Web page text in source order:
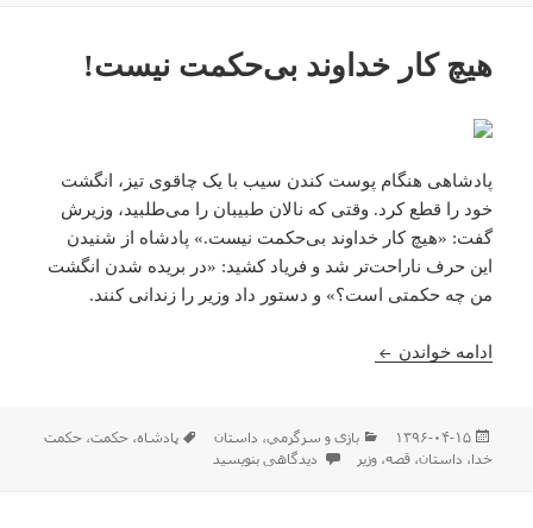
هیچ کار خداوند بی‌حکمت نیست!
پادشاهی هنگام پوست کندن سیب با یک چاقوی تیز، انگشت
خود را قطع کرد. وقتی که نالان طبیبان را می‌طلبید، وزیرش
گفت: «هیچ کار خداوند بی‌حکمت نیست.» پادشاه از شنیدن
این حرف ناراحت‌تر شد و فریاد کشید: «در بریده شدن انگشت
من چه حکمتی است؟» و دستور داد وزیر را زندانی کنند.
ادامه خواندن هیچ کار خداوند بی‌حکمت نیست!
ارسال
شده
۱۳۹۶-۰۴-۱۵ دسته‌ها
بازی و سرگرمي، داستان برچسب‌ها
پادشاه،حکمت،حکمت
خدا، داستان،قصه،وزیر برای هیچ کار خداوند بی‌حکمت نیست!
دیدگاهی بنویسید